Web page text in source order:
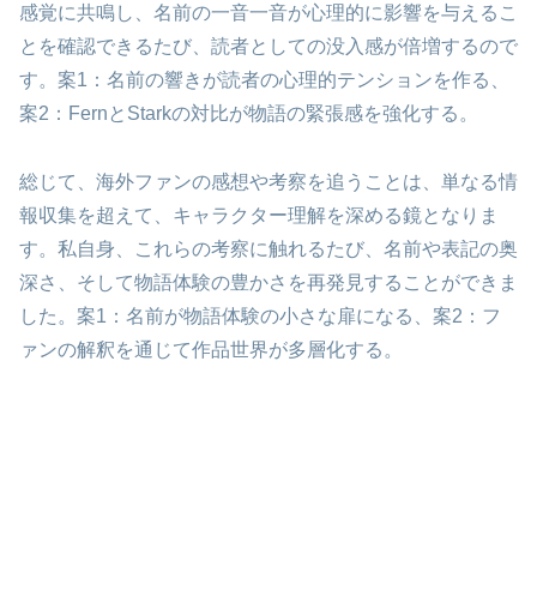
感覚に共鳴し、名前の一音一音が心理的に影響を与えるこ
とを確認できるたび、読者としての没入感が倍増するので
す。案1：名前の響きが読者の心理的テンションを作る、
案2：FernとStarkの対比が物語の緊張感を強化する。
総じて、海外ファンの感想や考察を追うことは、単なる情
報収集を超えて、キャラクター理解を深める鏡となりま
す。私自身、これらの考察に触れるたび、名前や表記の奥
深さ、そして物語体験の豊かさを再発見することができま
した。案1：名前が物語体験の小さな扉になる、案2：フ
ァンの解釈を通じて作品世界が多層化する。